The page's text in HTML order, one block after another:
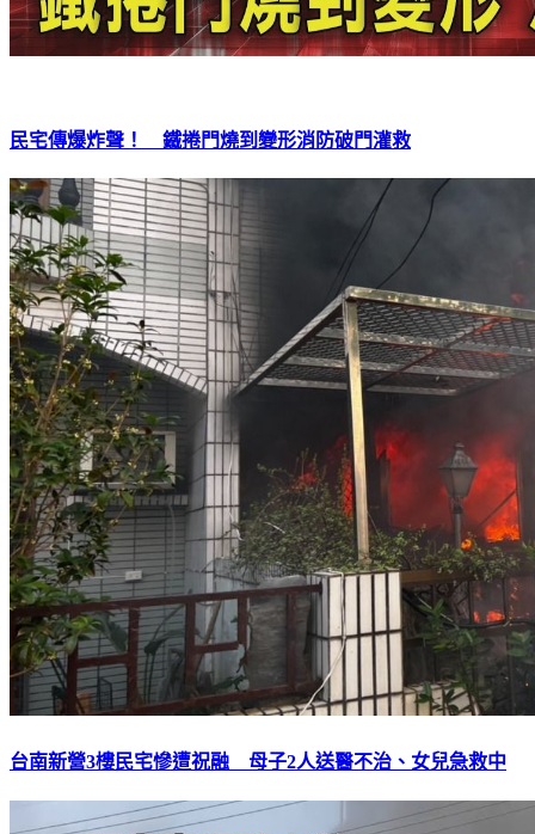
民宅傳爆炸聲！ 鐵捲門燒到變形消防破門灌救
台南新營3樓民宅慘遭祝融 母子2人送醫不治、女兒急救中